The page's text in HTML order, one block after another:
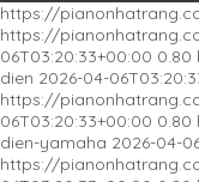
https://
https://
06T03:20:33+00:00 0.80
dien 2026-04-
https://
06T03:20:33+00:00 0.80
dien-yamaha 2026-04-
https://